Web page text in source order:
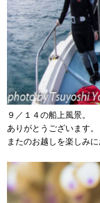
９／１４の船上風景。
ありがとうございます。
またのお越しを楽しみに